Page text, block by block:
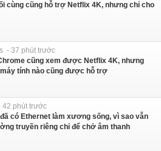
cùng cũng hỗ trợ Netflix 4K, nhưng chỉ cho
- 37 phút trước
cũng xem được Netflix 4K, nhưng
máy tính nào cũng được hỗ trợ
42 phút trước
có Ethernet làm xương sống, vì sao vẫn
truyền riêng chỉ để chở âm thanh